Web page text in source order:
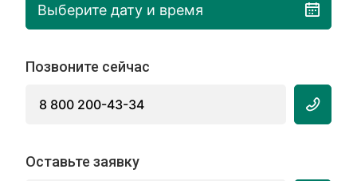
Выберите дату и время
Позвоните сейчас
8 800 200-43-34
Оставьте заявку